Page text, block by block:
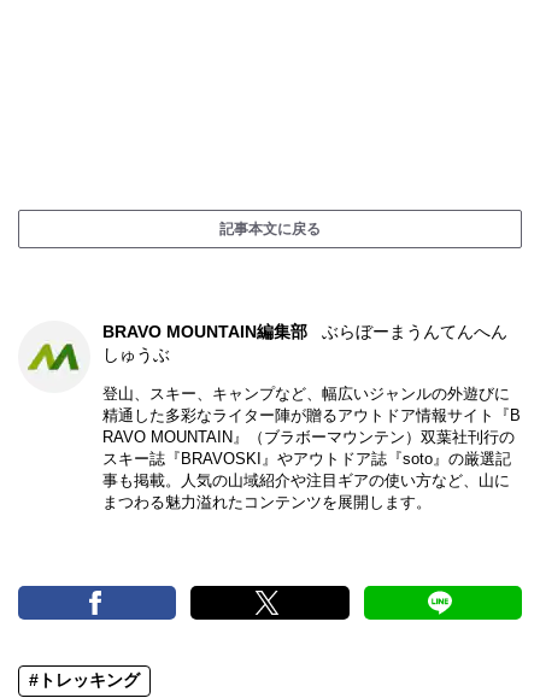
記事本文に戻る
BRAVO MOUNTAIN編集部
ぶらぼーまうんてんへん
しゅうぶ
登山、スキー、キャンプなど、幅広いジャンルの外遊びに
精通した多彩なライター陣が贈るアウトドア情報サイト『B
RAVO MOUNTAIN』（ブラボーマウンテン）双葉社刊行の
スキー誌『BRAVOSKI』やアウトドア誌『soto』の厳選記
事も掲載。人気の山域紹介や注目ギアの使い方など、山に
まつわる魅力溢れたコンテンツを展開します。
#トレッキング